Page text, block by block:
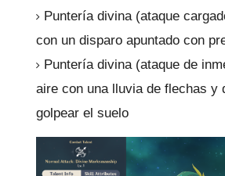
Puntería divina (ataque
con un disparo apuntado con
Puntería divina (ataque de
aire con una lluvia de flechas y
golpear el suelo